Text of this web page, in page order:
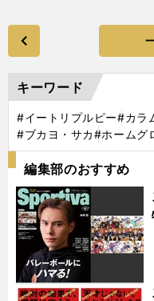
キーワード
#イートリプルピー#カラ
#ブカヨ・サカ#ホームグ
編集部のおすすめ